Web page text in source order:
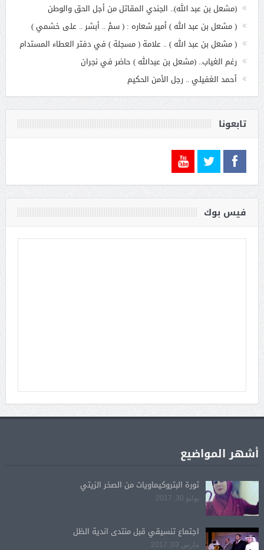
(مشعل بن عبد الله).. الجندي المقاتل من أجل الحق والوطن
( مشعل بن عبد الله ) أمير شعاره : ( سمْ .. أبشر .. على خشمي )
( مشعل بن عبد الله ) .. علامة ( مسجلة ) في دفتر العطاء المستدام
رغم الغياب.. (مشعل بن عبدالله ) حاضر في نجران
أحمد الغفيلي .. رجل الأمن الحكيم
تابعونا
فيس بوك
أشهر المواضيع
ثورة البتروكيماويات من الصخر الزيتي
يوليو 30, 2017
اجتماع تنسيقي قبل منتدى اندية الظل
مارس 03, 2017